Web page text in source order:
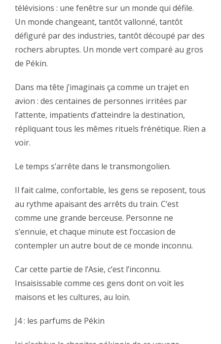
télévisions : une fenêtre sur un monde qui défile.
Un monde changeant, tantôt vallonné, tantôt
défiguré par des industries, tantôt découpé par des
rochers abruptes. Un monde vert comparé au gros
de Pékin.‬
‪Dans ma tête j’imaginais ça comme un trajet en
avion : des centaines de personnes irritées par
l’attente, impatients d’atteindre la destination,
répliquant tous les mêmes rituels frénétique. Rien a
voir.‬
‪Le temps s’arrête dans le transmongolien.‬
‪Il fait calme, confortable, les gens se reposent, tous
au rythme apaisant des arrêts du train. C’est
comme une grande berceuse. Personne ne
s’ennuie, et chaque minute est l’occasion de
contempler un autre bout de ce monde inconnu.‬
‪Car cette partie de l’Asie, c’est l’inconnu.
Insaisissable comme ces gens dont on voit les
maisons et les cultures, au loin.‬
‪J4 : les parfums de Pékin‬